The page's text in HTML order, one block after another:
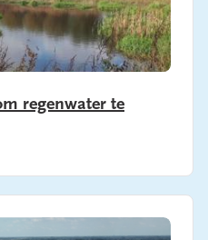
regenwater te